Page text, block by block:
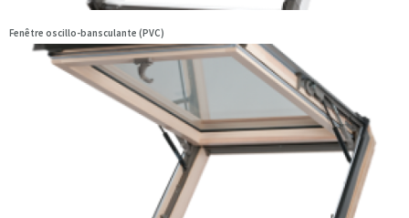
Fenêtre oscillo-bansculante (PVC)